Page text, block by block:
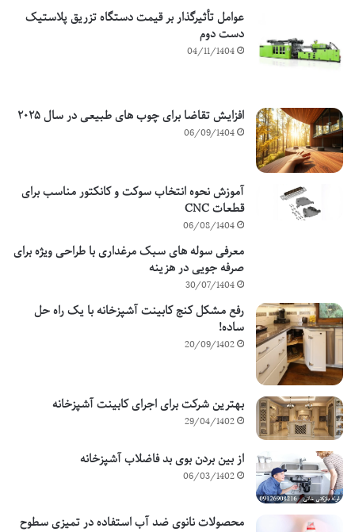
عوامل تأثیرگذار بر قیمت دستگاه تزریق پلاستیک
دست دوم
04/11/1404
افزایش تقاضا برای چوب های طبیعی در سال ۲۰۲۵
06/09/1404
آموزش نحوه انتخاب سوکت و کانکتور مناسب برای
قطعات CNC
06/08/1404
معرفی سوله های سبک مرغداری با طراحی ویژه برای
صرفه جویی در هزینه
30/07/1404
رفع مشکل کنج کابینت آشپزخانه با یک راه حل
ساده!
20/09/1402
بهترین شرکت برای اجرای کابینت آشپزخانه
29/04/1402
از بین بردن بوی بد فاضلاب آشپزخانه
06/03/1402
محصولات نانوی ضد آب استفاده در تمیزی سطوح